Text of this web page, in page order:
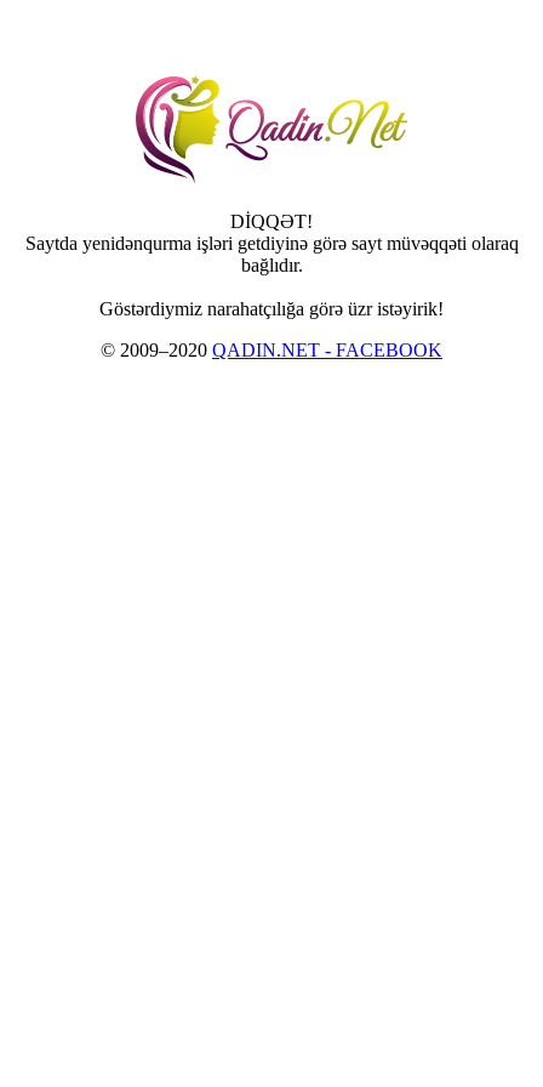
DİQQƏT!
Saytda yenidənqurma işləri getdiyinə görə sayt müvəqqəti olaraq
bağlıdır.
Göstərdiymiz narahatçılığa görə üzr istəyirik!
© 2009–2020 QADIN.NET - FACEBOOK